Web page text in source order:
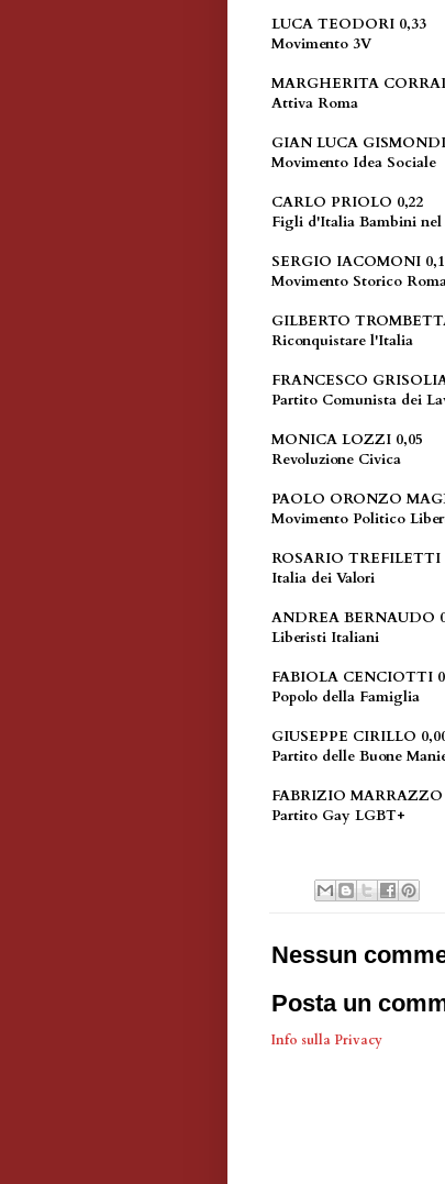
LUCA TEODORI 0,33
Movimento 3V
MARGHERITA
Attiva Roma
GIAN LUCA
Movimento Idea Sociale
CARLO PRIOLO 0,22
Figli d'Italia Bambini nel
SERGIO IACOMONI
Movimento Storico
GILBERTO
Riconquistare l'Italia
FRANCESCO
Partito Comunista dei
MONICA LOZZI 0,05
Revoluzione Civica
PAOLO ORONZO
Movimento Politico
ROSARIO TREFILETTI
Italia dei Valori
ANDREA BERNAUDO
Liberisti Italiani
FABIOLA CENCIOTTI
Popolo della Famiglia
GIUSEPPE CIRILLO
Partito delle Buone
FABRIZIO MARRAZZO
Partito Gay LGBT+
Nessun
Posta un
Info sulla Privacy